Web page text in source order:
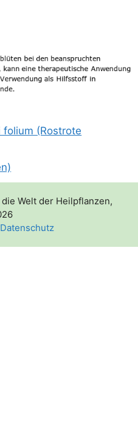
(Rostrote
Welt der Heilpflanzen,
Datenschutz